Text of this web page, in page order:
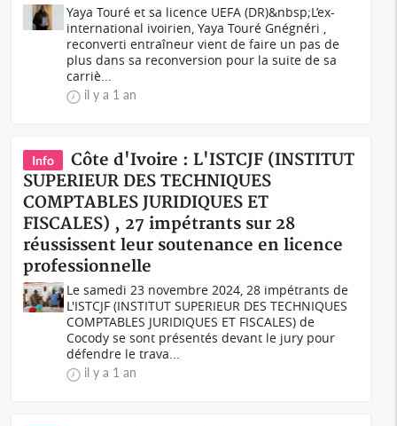
Yaya Touré et sa licence UEFA (DR)&nbsp;L’ex-
international ivoirien, Yaya Touré Gnégnéri ,
reconverti entraîneur vient de faire un pas de
plus dans sa reconversion pour la suite de sa
carriè...
il y a 1 an
Info
Côte d'Ivoire : L'ISTCJF (INSTITUT
SUPERIEUR DES TECHNIQUES
COMPTABLES JURIDIQUES ET
FISCALES) , 27 impétrants sur 28
réussissent leur soutenance en licence
professionnelle
Le samedi 23 novembre 2024, 28 impétrants de
L'ISTCJF (INSTITUT SUPERIEUR DES TECHNIQUES
COMPTABLES JURIDIQUES ET FISCALES) de
Cocody se sont présentés devant le jury pour
défendre le trava...
il y a 1 an